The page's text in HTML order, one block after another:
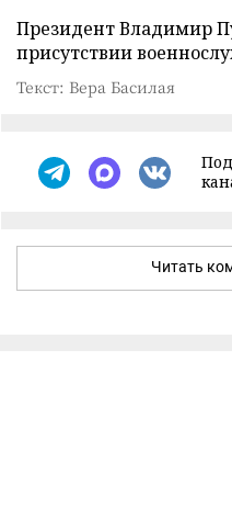
Президент Владимир
присутствии
Текст: Вера Басилая
Читать